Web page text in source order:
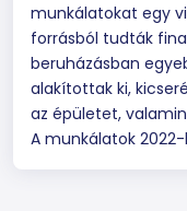
munkálatokat egy
forrásból tudták
beruházásban
alakítottak ki,
az épületet,
A munkálatok